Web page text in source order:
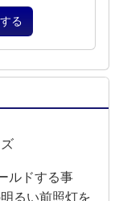
る
ルドする事